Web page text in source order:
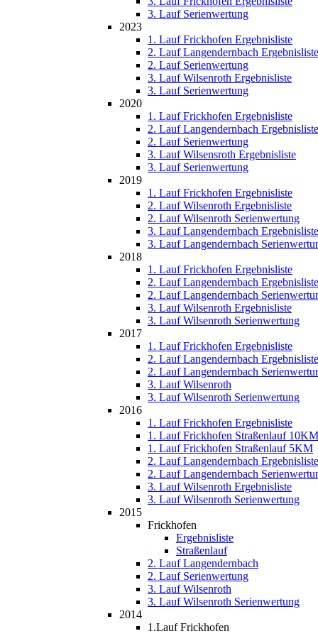
3. Lauf Serienwertung
2023
1. Lauf Frickhofen Ergebnisliste
2. Lauf Langendernbach Ergebnisliste
2. Lauf Serienwertung
3. Lauf Wilsenroth Ergebnisliste
3. Lauf Serienwertung
2020
1. Lauf Frickhofen Ergebnisliste
2. Lauf Langendernbach Ergebnisliste
2. Lauf Serienwertung
3. Lauf Wilsensroth Ergebnisliste
3. Lauf Serienwertung
2019
1. Lauf Frickhofen Ergebnisliste
2. Lauf Wilsenroth Ergebnisliste
2. Lauf Wilsenroth Serienwertung
3. Lauf Langendernbach Ergebnisliste
3. Lauf Langendernbach
2018
1. Lauf Frickhofen Ergebnisliste
2. Lauf Langendernbach Ergebnisliste
2. Lauf Langendernbach
3. Lauf Wilsenroth Ergebnisliste
3. Lauf Wilsenroth Serienwertung
2017
1. Lauf Frickhofen Ergebnisliste
2. Lauf Langendernbach Ergebnisliste
2. Lauf Langendernbach
3. Lauf Wilsenroth
3. Lauf Wilsenroth Serienwertung
2016
1. Lauf Frickhofen Ergebnisliste
1. Lauf Frickhofen Straßenlauf 10KM
1. Lauf Frickhofen Straßenlauf 5KM
2. Lauf Langendernbach Ergebnisliste
2. Lauf Langendernbach
3. Lauf Wilsenroth Ergebnisliste
3. Lauf Wilsenroth Serienwertung
2015
Frickhofen
Ergebnisliste
Straßenlauf
2. Lauf Langendernbach
2. Lauf Serienwertung
3. Lauf Wilsenroth
3. Lauf Wilsenroth Serienwertung
2014
1.Lauf Frickhofen